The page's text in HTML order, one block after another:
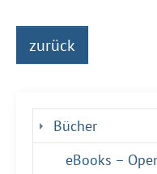
zurück
Bücher
eBooks –